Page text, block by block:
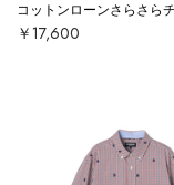
￥17,600